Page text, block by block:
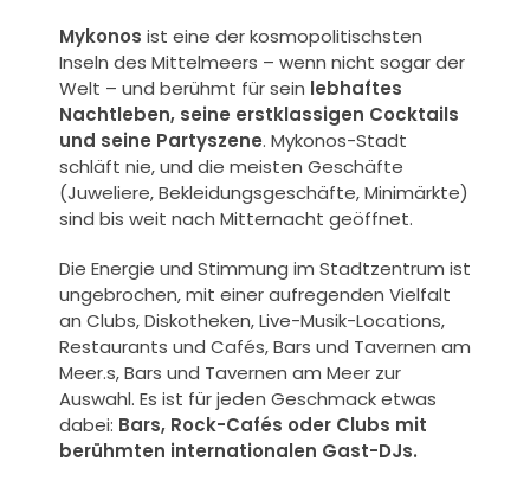
Mykonos ist eine der kosmopolitischsten
Inseln des Mittelmeers – wenn nicht sogar der
Welt – und berühmt für sein lebhaftes
Nachtleben, seine erstklassigen Cocktails
und seine Partyszene. Mykonos-Stadt
schläft nie, und die meisten Geschäfte
(Juweliere, Bekleidungsgeschäfte, Minimärkte)
sind bis weit nach Mitternacht geöffnet.
Die Energie und Stimmung im Stadtzentrum ist
ungebrochen, mit einer aufregenden Vielfalt
an Clubs, Diskotheken, Live-Musik-Locations,
Restaurants und Cafés, Bars und Tavernen am
Meer.s, Bars und Tavernen am Meer zur
Auswahl. Es ist für jeden Geschmack etwas
dabei: Bars, Rock-Cafés oder Clubs mit
berühmten internationalen Gast-DJs.